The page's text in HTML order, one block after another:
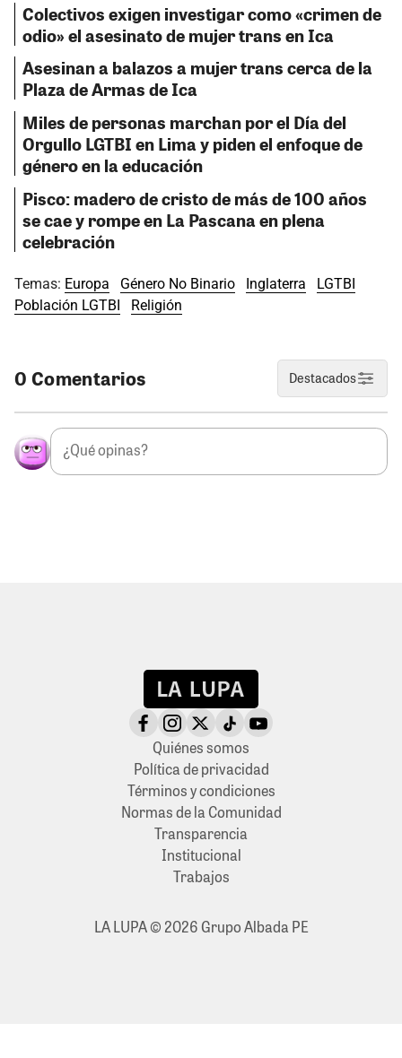
Colectivos exigen investigar como «crimen de
odio» el asesinato de mujer trans en Ica
Asesinan a balazos a mujer trans cerca de la
Plaza de Armas de Ica
Miles de personas marchan por el Día del
Orgullo LGTBI en Lima y piden el enfoque de
género en la educación
Pisco: madero de cristo de más de 100 años
se cae y rompe en La Pascana en plena
celebración
Temas: Europa Género No Binario Inglaterra
LGTBI
Población LGTBI
Religión
0 Comentarios Destacados
Quiénes somos
Política de privacidad
Términos y condiciones
Normas de la Comunidad
Transparencia
Institucional
Trabajos
LA LUPA © 2026 Grupo Albada PE